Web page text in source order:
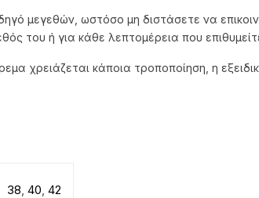
μεγεθών, ωστόσο μη διστάσετε να
του ή για κάθε λεπτομέρεια που
χρειάζεται κάποια τροποποίηση, η
38, 40, 42